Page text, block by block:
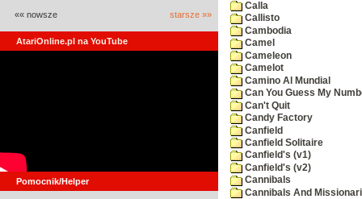
«« nowsze starsze »»
AtariOnline.pl na YouTube
Pomocnik/Helper
Calla
Callisto
Cambodia
Camel
Cameleon
Camelot
Camino Al Mundial
Can You Guess My
Can't Quit
Candy Factory
Canfield
Canfield Solitaire
Canfield's (v1)
Canfield's (v2)
Cannibals
Cannibals And